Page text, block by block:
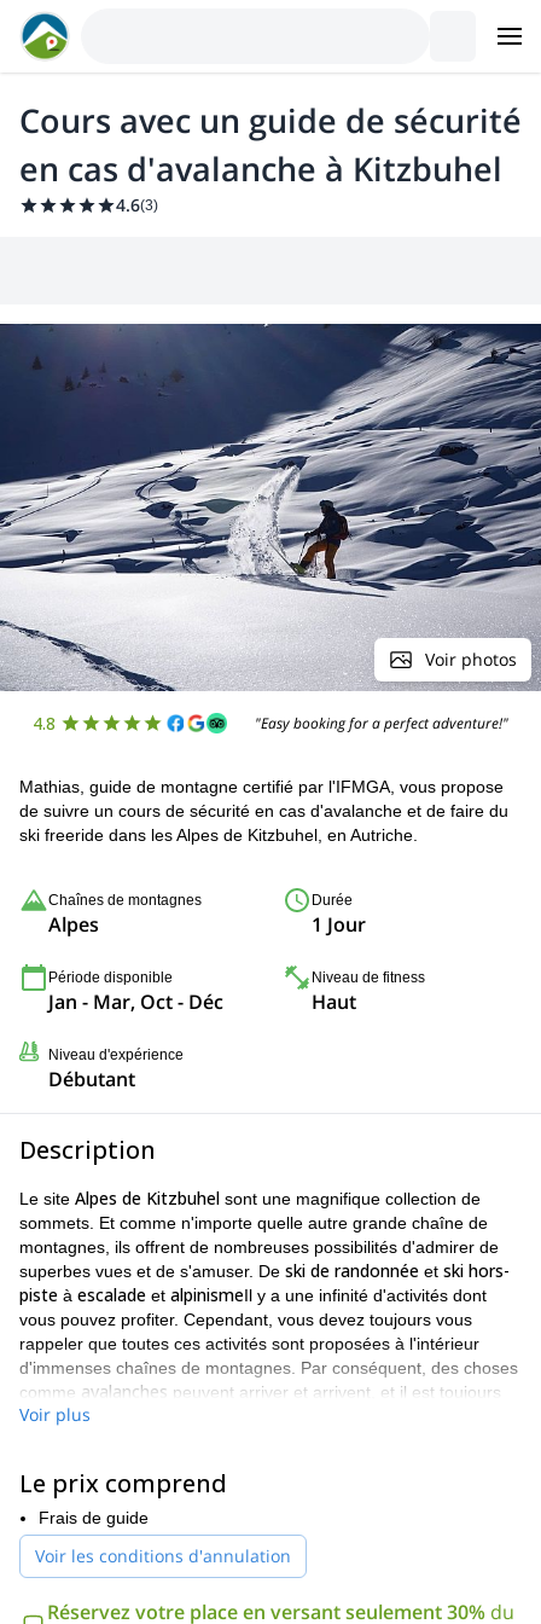
Cours avec un guide de sécurité
en cas d'avalanche à Kitzbuhel
4.6(3)
Voir photos
4.8 "Easy booking for a perfect adventure!"
Mathias, guide de montagne certifié par l'IFMGA, vous propose
de suivre un cours de sécurité en cas d'avalanche et de faire du
ski freeride dans les Alpes de Kitzbuhel, en Autriche.
Chaînes de montagnes
Alpes
Durée
1 Jour
Période disponible
Jan - Mar, Oct - Déc
Niveau de fitness
Haut
Niveau d'expérience
Débutant
Description
Le site Alpes de Kitzbuhel sont une magnifique collection de
sommets. Et comme n'importe quelle autre grande chaîne de
montagnes, ils offrent de nombreuses possibilités d'admirer de
superbes vues et de s'amuser. De ski de randonnée et ski hors-
piste à escalade et alpinismeIl y a une infinité d'activités dont
vous pouvez profiter. Cependant, vous devez toujours vous
rappeler que toutes ces activités sont proposées à l'intérieur
d'immenses chaînes de montagnes. Par conséquent, des choses
comme avalanches peuvent arriver et arrivent, et il est toujours
préférable d'être préparé. D'où l'importance de ce
Le cours se déroulera dans le cadre de la
Cela vous permettra d'avoir une idée concrète de ce que vous
ferez et de ce à quoi vous serez confronté. Je pense que c'est
bien plus efficace que de rester assis dans une salle de classe
ennuyeuse.
Nous aborderons plusieurs sujets au cours de cette journée de
Voir plus
Le prix comprend
Frais de guide
Voir les conditions d'annulation
Réservez votre place en versant seulement 30% du